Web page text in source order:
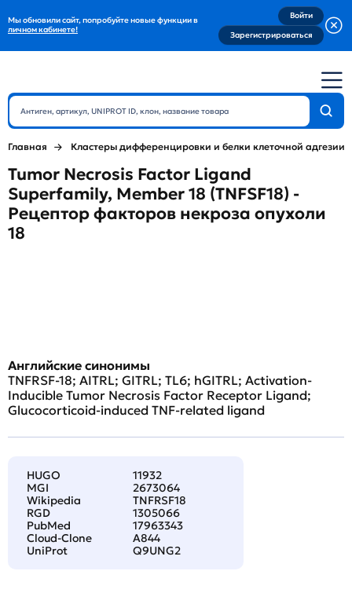
Мы обновили сайт, попробуйте новые функции в
личном кабинете!
Войти
Зарегистрироваться
Главная Кластеры дифференцировки и белки клеточной адгезии
Tumor Necrosis Factor Ligand
Superfamily, Member 18 (TNFSF18) -
Рецептор факторов некроза опухоли
18
Английские синонимы
TNFRSF-18; AITRL; GITRL; TL6; hGITRL; Activation-
Inducible Tumor Necrosis Factor Receptor Ligand;
Glucocorticoid-induced TNF-related ligand
HUGO
11932
MGI
2673064
Wikipedia
TNFRSF18
RGD
1305066
PubMed
17963343
Cloud-Clone
A844
UniProt
Q9UNG2